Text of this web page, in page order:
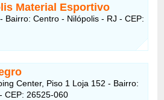
Material Esportivo
Bairro: Centro - Nilópolis - RJ - CEP:
Center, Piso 1 Loja 152 - Bairro:
CEP: 26525-060